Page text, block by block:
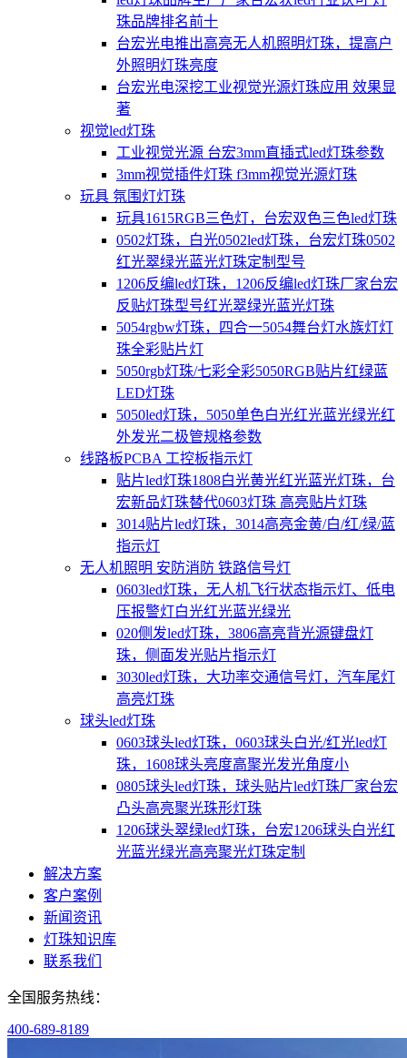
珠品牌排名前十
台宏光电推出高亮无人机照明灯珠，提高户
外照明灯珠亮度
台宏光电深挖工业视觉光源灯珠应用 效果显
著
视觉led灯珠
工业视觉光源 台宏3mm直插式led灯珠参数
3mm视觉插件灯珠 f3mm视觉光源灯珠
玩具 氛围灯灯珠
玩具1615RGB三色灯，台宏双色三色led灯珠
0502灯珠，白光0502led灯珠，台宏灯珠0502
红光翠绿光蓝光灯珠定制型号
1206反编led灯珠，1206反编led灯珠厂家台宏
反贴灯珠型号红光翠绿光蓝光灯珠
5054rgbw灯珠，四合一5054舞台灯水族灯灯
珠全彩贴片灯
5050rgb灯珠/七彩全彩5050RGB贴片红绿蓝
LED灯珠
5050led灯珠，5050单色白光红光蓝光绿光红
外发光二极管规格参数
线路板PCBA 工控板指示灯
贴片led灯珠1808白光黄光红光蓝光灯珠，台
宏新品灯珠替代0603灯珠 高亮贴片灯珠
3014贴片led灯珠，3014高亮金黄/白/红/绿/蓝
指示灯
无人机照明 安防消防 铁路信号灯
0603led灯珠，无人机飞行状态指示灯、低电
压报警灯白光红光蓝光绿光
020侧发led灯珠，3806高亮背光源键盘灯
珠，侧面发光贴片指示灯
3030led灯珠，大功率交通信号灯，汽车尾灯
高亮灯珠
球头led灯珠
0603球头led灯珠，0603球头白光/红光led灯
珠，1608球头亮度高聚光发光角度小
0805球头led灯珠，球头贴片led灯珠厂家台宏
凸头高亮聚光珠形灯珠
1206球头翠绿led灯珠，台宏1206球头白光红
光蓝光绿光高亮聚光灯珠定制
解决方案
客户案例
新闻资讯
灯珠知识库
联系我们
全国服务热线：
400-689-8189